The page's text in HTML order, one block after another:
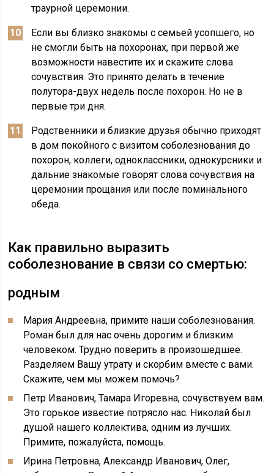
траурной церемонии.
Если вы близко знакомы с семьей усопшего, но
не смогли быть на похоронах, при первой же
возможности навестите их и скажите слова
сочувствия. Это принято делать в течение
полутора-двух недель после похорон. Но не в
первые три дня.
Родственники и близкие друзья обычно приходят
в дом покойного с визитом соболезнования до
похорон, коллеги, одноклассники, однокурсники и
дальние знакомые говорят слова сочувствия на
церемонии прощания или после поминального
обеда.
Как правильно выразить
соболезнование в связи со смертью:
родным
Мария Андреевна, примите наши соболезнования.
Роман был для нас очень дорогим и близким
человеком. Трудно поверить в произошедшее.
Разделяем Вашу утрату и скорбим вместе с вами.
Скажите, чем мы можем помочь?
Петр Иванович, Тамара Игоревна, сочувствуем вам.
Это горькое известие потрясло нас. Николай был
душой нашего коллектива, одним из лучших.
Примите, пожалуйста, помощь.
Ирина Петровна, Александр Иванович, Олег,